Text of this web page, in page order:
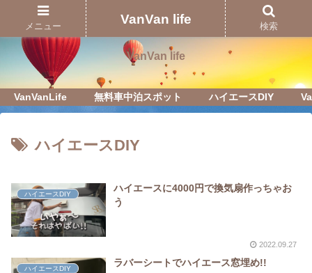
Just another WordPress site
VanVan life
VanVanLife 無料車中泊スポット ハイエースDIY
ハイエースDIY
ハイエースDIY
ハイエースに4000円で換気扇作っちゃお
う
2022.09.27
ハイエースDIY
ラバーシートでハイエース窓埋め!!
メニュー VanVan life 検索